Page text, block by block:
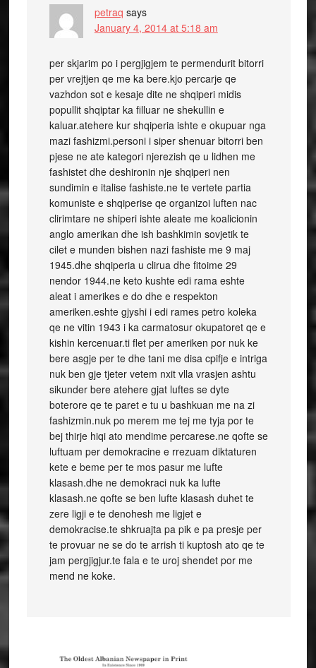
petraq says
January 4, 2014 at 5:18 am
per skjarim po i pergjigjem te permendurit bitorri
per vrejtjen qe me ka bere.kjo percarje qe
vazhdon sot e kesaje dite ne shqiperi midis
popullit shqiptar ka filluar ne shekullin e
kaluar.atehere kur shqiperia ishte e okupuar nga
mazi fashizmi.personi i siper shenuar bitorri ben
pjese ne ate kategori njerezish qe u lidhen me
fashistet dhe deshironin nje shqiperi nen
sundimin e italise fashiste.ne te vertete partia
komuniste e shqiperise qe organizoi luften nac
clirimtare ne shiperi ishte aleate me koalicionin
anglo amerikan dhe ish bashkimin sovjetik te
cilet e munden bishen nazi fashiste me 9 maj
1945.dhe shqiperia u clirua dhe fitoime 29
nendor 1944.ne keto kushte edi rama eshte
aleat i amerikes e do dhe e respekton
ameriken.eshte gjyshi i edi rames petro koleka
qe ne vitin 1943 i ka carmatosur okupatoret qe e
kishin kercenuar.ti flet per ameriken por nuk ke
bere asgje per te dhe tani me disa cpifje e intriga
nuk ben gje tjeter vetem nxit vlla vrasjen ashtu
sikunder bere atehere gjat luftes se dyte
boterore qe te paret e tu u bashkuan me na zi
fashizmin.nuk po merem me tej me tyja por te
bej thirje hiqi ato mendime percarese.ne qofte se
luftuam per demokracine e rrezuam diktaturen
kete e beme per te mos pasur me lufte
klasash.dhe ne demokraci nuk ka lufte
klasash.ne qofte se ben lufte klasash duhet te
zere ligji e te denohesh me ligjet e
demokracise.te shkruajta pa pik e pa presje per
te provuar ne se do te arrish ti kuptosh ato qe te
jam pergjigjur.te fala e te uroj shendet por me
mend ne koke.